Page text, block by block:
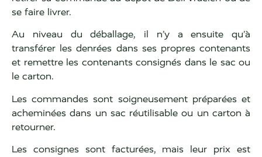
se faire livrer.
Au niveau du déballage, il n’y a ensuite qu’à
transférer les denrées dans ses propres contenants
et remettre les contenants consignés dans le sac ou
le carton.
Les commandes sont soigneusement préparées et
acheminées dans un sac réutilisable ou un carton à
retourner.
Les consignes sont facturées, mais leur prix est